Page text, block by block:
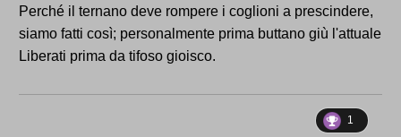
Perché il ternano deve rompere i coglioni a prescindere,
siamo fatti così; personalmente prima buttano giù l'attuale
Liberati prima da tifoso gioisco.
1